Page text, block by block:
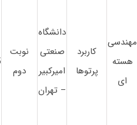
مهندسی
هسته
ای
کاربرد
پرتوها
دانشگاه
صنعتی
امیرکبیر
– تهران
نوبت
دوم